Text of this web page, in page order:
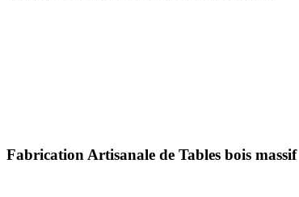
Fabrication Artisanale de Tables bois massif